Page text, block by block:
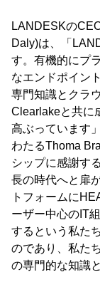
LANDESKの
Daly)は、「
す。有機的にプ
なエンドポイン
専門知識とクラ
Clearlakeと共に
高ぶっています
わたるThoma
シップに感謝す
長の時代へと扉
トフォームに
ーザー中心のIT
するという私た
のであり、私た
の専門的な知識